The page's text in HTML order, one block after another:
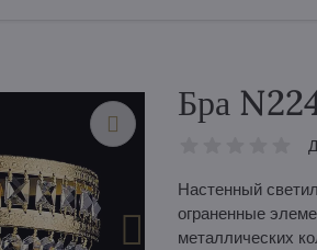
Бра
Настенный
ограненные
металлических